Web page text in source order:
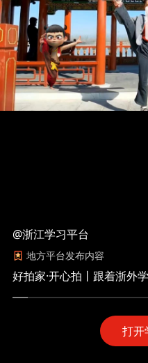
打开
@浙江学习平台
地方平台发布内容
好拍家·开心拍丨跟着浙外